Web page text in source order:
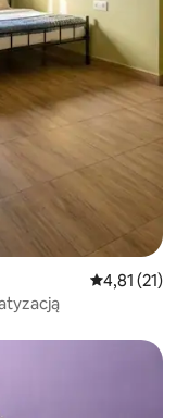
Średnia
4,81 (21)